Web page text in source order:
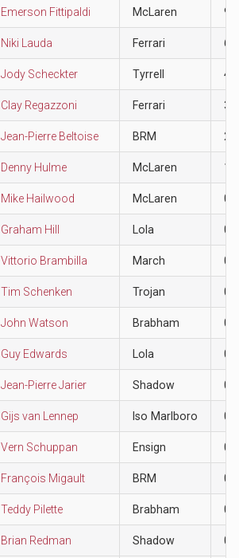
Emerson Fittipaldi McLaren 9
Niki Lauda Ferrari 6
Jody Scheckter Tyrrell 4
Clay Regazzoni Ferrari 3
Jean-Pierre Beltoise BRM 2
Denny Hulme McLaren 1
Mike Hailwood McLaren 0
Graham Hill Lola 0
Vittorio Brambilla March 0
Tim Schenken Trojan 0
John Watson Brabham 0
Guy Edwards Lola 0
Jean-Pierre Jarier Shadow 0
Gijs van Lennep Iso Marlboro 0
Vern Schuppan Ensign 0
François Migault BRM 0
Teddy Pilette Brabham 0
Brian Redman Shadow 0